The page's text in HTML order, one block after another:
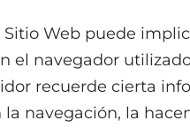
Sitio Web puede
el navegador
recuerde cierta
navegación, la